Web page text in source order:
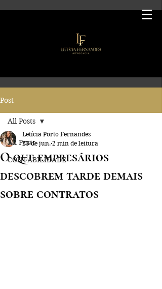
Post
All Posts
CONTABILIDADE
All Posts
O que empresários
descobrem tarde demais
sobre contratos
Letícia Porto Fernandes
23 de jun. 2 min de leitura